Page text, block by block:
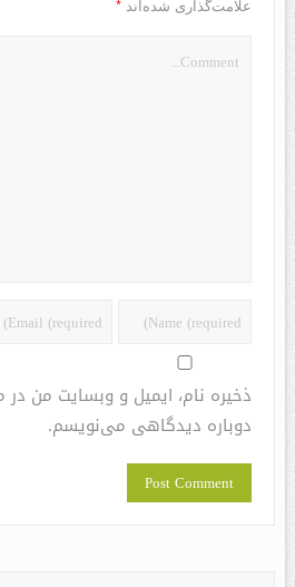
علامت‌گذاری شده‌اند *
ذخیره نام، ایمیل و وبسایت من در
دوباره دیدگاهی می‌نویسم.